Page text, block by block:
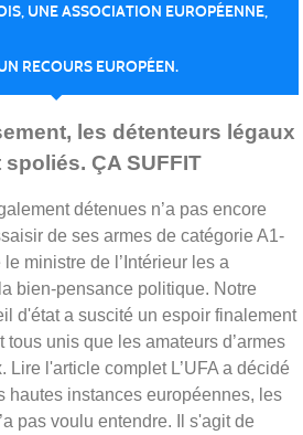
UNE ASSOCIATION EUROPÉENNE,
RECOURS EUROPÉEN.
les détenteurs légaux
ÇA SUFFIT
détenues n’a pas encore
de ses armes de catégorie A1-
ministre de l’Intérieur les a
bien-pensance politique. Notre
d'état a suscité un espoir finalement
tous unis que les amateurs d’armes
Lire l'article complet L’UFA a décidé
hautes instances européennes, les
pas voulu entendre. Il s'agit de